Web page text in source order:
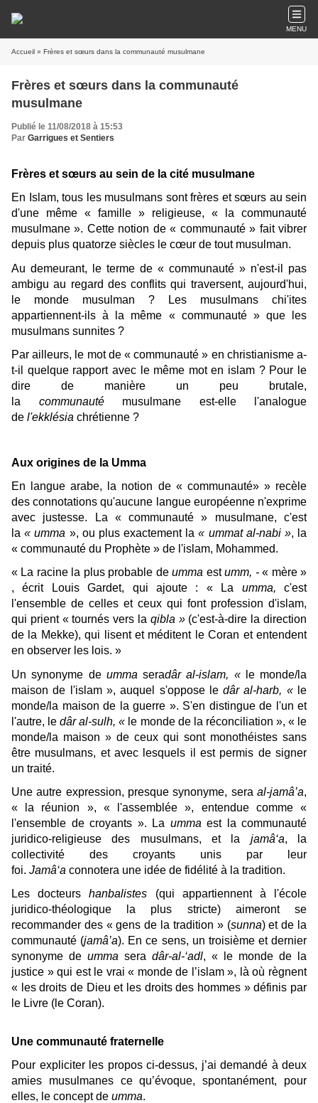
MENU
Accueil » Frères et sœurs dans la communauté musulmane
Frères et sœurs dans la communauté
musulmane
Publié le 11/08/2018 à 15:53
Par Garrigues et Sentiers
Frères et sœurs au sein de la cité musulmane
En Islam, tous les musulmans sont frères et sœurs au sein
d'une même « famille » religieuse, « la communauté
musulmane ». Cette notion de « communauté » fait vibrer
depuis plus quatorze siècles le cœur de tout musulman.
Au demeurant, le terme de « communauté » n'est-il pas
ambigu au regard des conflits qui traversent, aujourd'hui,
le monde musulman ? Les musulmans chi'ites
appartiennent-ils à la même « communauté » que les
musulmans sunnites ?
Par ailleurs, le mot de « communauté » en christianisme a-
t-il quelque rapport avec le même mot en islam ? Pour le
dire de manière un peu brutale,
la communauté musulmane est-elle l'analogue
de l'ekklésia chrétienne ?
Aux origines de la Umma
En langue arabe, la notion de « communauté» » recèle
des connotations qu'aucune langue européenne n'exprime
avec justesse. La « communauté » musulmane, c'est
la« umma », ou plus exactement la« ummat al-nabi », la
« communauté du Prophète » de l'islam, Mohammed.
« La racine la plus probable deumma estumm, -« mère »
, écrit Louis Gardet, qui ajoute : « La umma,c'est
l'ensemble de celles et ceux qui font profession d'islam,
qui prient « tournés vers la qibla » (c'est-à-dire la direction
de la Mekke), qui lisent et méditent le Coran et entendent
en observer les lois. »
Un synonyme de umma seradâr al-islam, «
le monde/la
maison de l'islam », auquel s'oppose ledâr al-harb, « le
monde/la maison de la guerre ». S'en distingue de l'un et
l'autre, ledâr al-sulh, « le monde de la réconciliation », « le
monde/la maison » de ceux qui sont monothéistes sans
être musulmans, et avec lesquels il est permis de signer
un traité.
Une autre expression, presque synonyme, sera al-jamâ’a,
« la réunion », « l'assemblée », entendue comme «
l'ensemble de croyants ». La umma est la communauté
juridico-religieuse des musulmans, et la jamâ‘a, la
collectivité des croyants unis par leur
foi. Jamâ‘a connotera une idée de fidélité à la tradition.
Les docteurshanbalistes (qui appartiennent à l'école
juridico-théologique la plus stricte) aimeront se
recommander des « gens de la tradition » (sunna) et de la
communauté (jamâ’a). En ce sens, un troisième et dernier
synonyme de umma sera dâr-al-‘adl, « le monde de la
justice » qui est le vrai « monde de l’islam », là où règnent
« les droits de Dieu et les droits des hommes » définis par
le Livre (le Coran).
Une communauté fraternelle
Pour expliciter les propos ci-dessus, j’ai demandé à deux
amies musulmanes ce qu’évoque, spontanément, pour
elles, le concept de umma.